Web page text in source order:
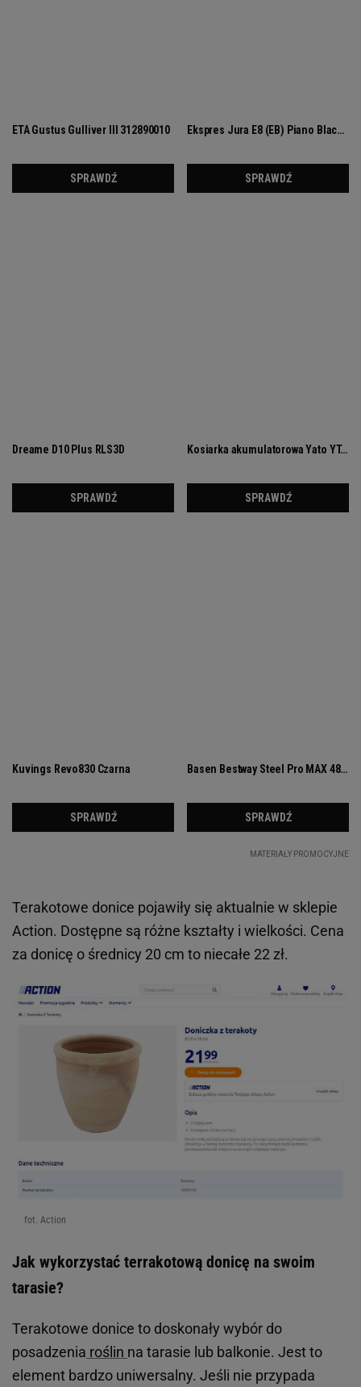
Terakotowe donice pojawiły się aktualnie w sklepie
Action. Dostępne są różne kształty i wielkości. Cena
za donicę o średnicy 20 cm to niecałe 22 zł.
fot. Action
Jak wykorzystać terrakotową donicę na swoim
tarasie?
Terakotowe donice to doskonały wybór do
posadzenia roślin na tarasie lub balkonie. Jest to
element bardzo uniwersalny. Jeśli nie przypada